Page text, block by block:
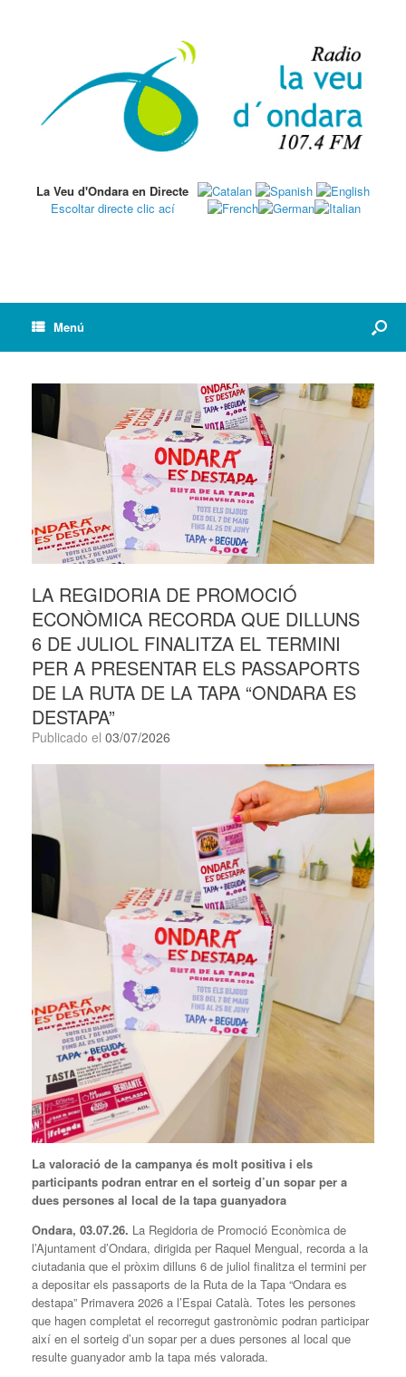
La Veu d'Ondara en Directe
Escoltar directe clic ací
Menú
LA REGIDORIA DE PROMOCIÓ
ECONÒMICA RECORDA QUE DILLUNS
6 DE JULIOL FINALITZA EL TERMINI
PER A PRESENTAR ELS PASSAPORTS
DE LA RUTA DE LA TAPA “ONDARA ES
DESTAPA”
Publicado el 03/07/2026
La valoració de la campanya és molt positiva i els
participants podran entrar en el sorteig d’un sopar per a
dues persones al local de la tapa guanyadora
Ondara, 03.07.26. La Regidoria de Promoció Econòmica de
l’Ajuntament d’Ondara, dirigida per Raquel Mengual, recorda a la
ciutadania que el pròxim dilluns 6 de juliol finalitza el termini per
a depositar els passaports de la Ruta de la Tapa “Ondara es
destapa” Primavera 2026 a l’Espai Català. Totes les persones
que hagen completat el recorregut gastronòmic podran participar
així en el sorteig d’un sopar per a dues persones al local que
resulte guanyador amb la tapa més valorada.